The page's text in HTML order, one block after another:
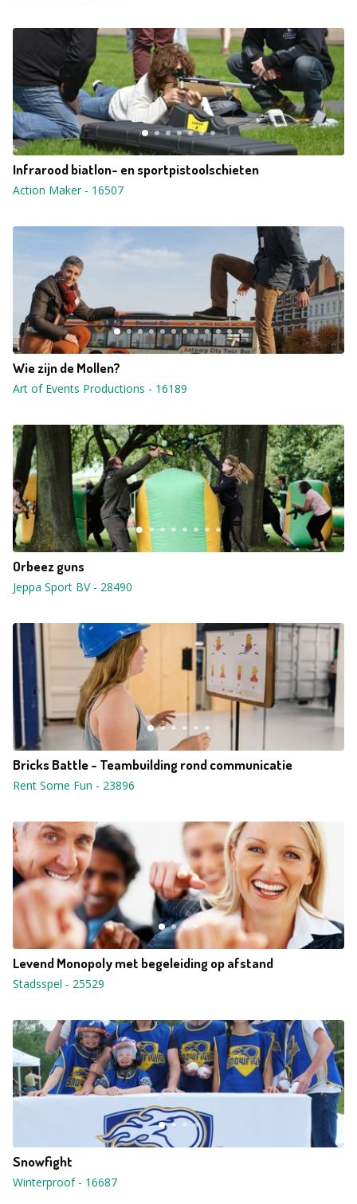
Infrarood biatlon- en sportpistoolschieten
Action Maker- 16507
Wie zijn de Mollen?
Art of Events Productions - 16189
Orbeez guns
Jeppa Sport BV- 28490
Bricks Battle - Teambuilding rond communicatie
Rent Some Fun - 23896
Levend Monopoly met begeleiding op afstand
Stadsspel - 25529
Snowfight
Winterproof- 16687